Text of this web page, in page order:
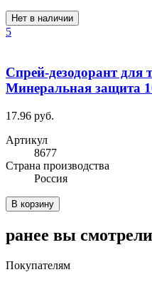
Нет в наличии
5
Спрей-дезодорант для
Минеральная защита
17.96 руб.
Артикул
8677
Cтрана производства
Россия
В корзину
ранее вы смотрели
Покупателям